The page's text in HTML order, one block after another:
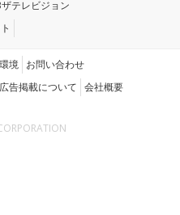
ザテレビジョン
境 お問い合わせ
広告掲載について 会社概要